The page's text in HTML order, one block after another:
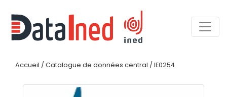
Accueil / Catalogue de données central / IE0254